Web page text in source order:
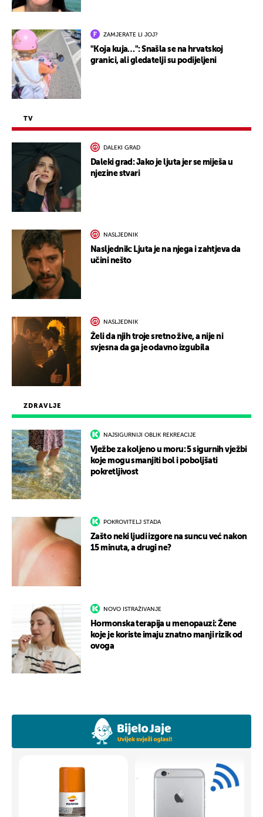
ZDRAVLJE
NAJSIGURNIJI OBLIK REKREACIJE
Vježbe za koljeno u moru: 5 sigurnih vježbi
koje mogu smanjiti bol i poboljšati
pokretljivost
POKROVITELJ STADA
Zašto neki ljudi izgore na suncu već nakon
15 minuta, a drugi ne?
NOVO ISTRAŽIVANJE
Hormonska terapija u menopauzi: Žene
koje je koriste imaju znatno manji rizik od
ovoga
ZAMJERATE LI JOJ?
"Koja kuja…": Snašla se na hrvatskoj
granici, ali gledatelji su podijeljeni
TV
DALEKI GRAD
Daleki grad: Jako je ljuta jer se miješa u
njezine stvari
NASLJEDNIK
Nasljednik: Ljuta je na njega i zahtjeva da
učini nešto
NASLJEDNIK
Želi da njih troje sretno žive, a nije ni
svjesna da ga je odavno izgubila